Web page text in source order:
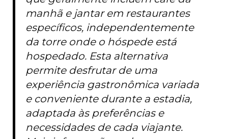
manhã e jantar em restaurantes
específicos, independentemente
da torre onde o hóspede está
hospedado. Esta alternativa
permite desfrutar de uma
experiência gastronômica variada
e conveniente durante a estadia,
adaptada às preferências e
necessidades de cada viajante.